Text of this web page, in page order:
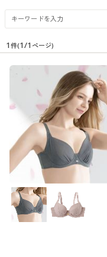
女性下着
女性下着
メンズ下着
ジュニア・ティーンズ下
メンズ通販すべて
メンズファッション
メンズ下着
家電・雑貨
家電・雑貨すべて
キッチン・雑貨・日用品
寝具・インテリア・
寝具・インテリア・家
家具・収納
寝具・ベッド
カーテン・ラグ・ファブ
美容・健康
美容・健康通販すべて
美容・健康・サプリメ
制服・スクール
制服・スクールすべて
制服・学生服
ジュニア・ティーンズ下
大きいサイズ
大きいサイズ通販すべ
大きいサイズ レディー
バーゲン
バーゲンセール
詳細検索
在庫 在
カテゴリ
レディースサ
M
ブラカップサ
イズ
B
1 件(1/1 ページ)